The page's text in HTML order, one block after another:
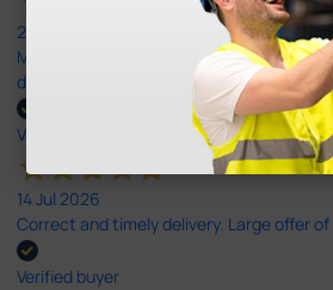
20 Jul 2026
Minha experiência foi super positiva.
dentro do prazo. Obrigada.
Verified buyer
14 Jul 2026
Correct and timely delivery. Large offer
Verified buyer